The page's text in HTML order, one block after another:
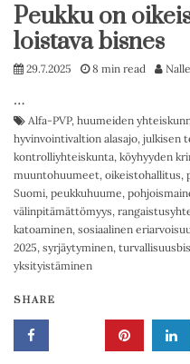
Peukku on
loistava bisnes
29.7.2025 8 min read
…
Alfa-PVP, huumeiden
hyvinvointivaltion alasajo, julkisen
kontrolliyhteiskunta, köyhyyden
muuntohuumeet, oikeistohallitus,
Suomi, peukkuhuume,
välinpitämättömyys,
katoaminen, sosiaalinen
2025, syrjäytyminen,
yksityistäminen
SHARE